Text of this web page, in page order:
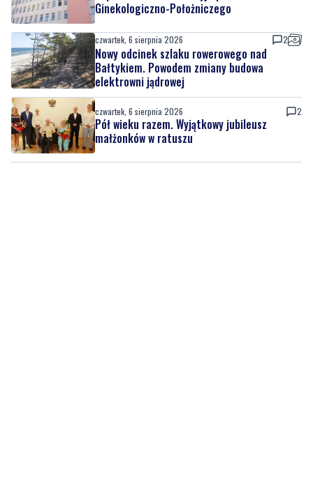
Ginekologiczno-Położniczego
czwartek, 6 sierpnia 2026 2
Nowy odcinek szlaku rowerowego nad
Bałtykiem. Powodem zmiany budowa
elektrowni jądrowej
czwartek, 6 sierpnia 2026 2
Pół wieku razem. Wyjątkowy jubileusz
małżonków w ratuszu